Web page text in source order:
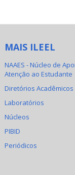
MAIS ILEEL
NAAES - Núcleo de
Atenção ao Estudante
Diretórios Acadêmicos
Laboratórios
Núcleos
PIBID
Periódicos